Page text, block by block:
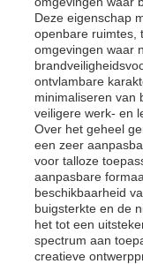
Deze eigenschap
openbare ruimtes,
omgevingen waar
ontvlambare
minimaliseren van
veiligere werk- en
Over het geheel
een zeer
voor talloze
aanpasbare
beschikbaarheid
buigsterkte en de
het tot een
spectrum aan
creatieve